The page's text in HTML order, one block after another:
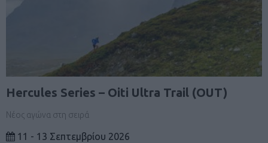
Hercules Series – Oiti Ultra Trail (OUT)
Νέος αγώνα στη σειρά
11 - 13 Σεπτεμβρίου 2026